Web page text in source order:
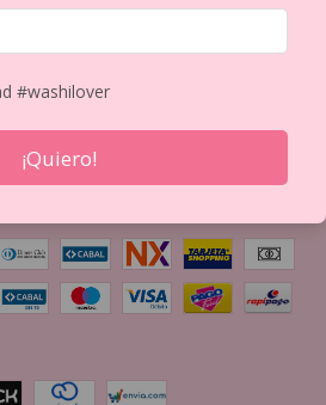
Quiénes somos
Contactanos por mail
#washilover
¡Quiero!